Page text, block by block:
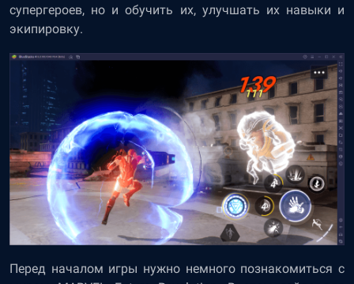
супергероев, но и обучить их, улучшать их навыки и
экипировку.
Перед началом игры нужно немного познакомиться с